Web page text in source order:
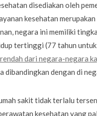
disediakan oleh
kesehatan
negara ini memiliki
tertinggi (77 tahun
dari negara-negara
dibandingkan dengan di
sakit tidak terlalu
kesehatan yang